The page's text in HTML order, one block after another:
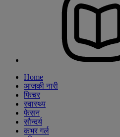
Home
आजकी नारी
फिचर
स्वास्थ्य
फेसन
सौन्दर्य
कभर गर्ल